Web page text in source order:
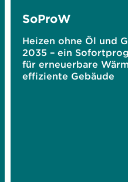
SoProW
Heizen ohne Öl und
2035 – ein
für erneuerbare
effiziente Gebäude